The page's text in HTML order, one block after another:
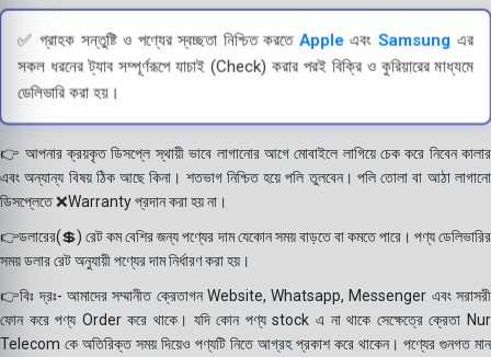
✅ গ্রাহক সন্তুষ্টি ও পণ্যের স্বচ্ছতা নিশ্চিত করতেApple এবংSamsung এর
সকল ধরনের ট্যাব সম্পূর্ণরূপে যাচাই (Check) করার পরই বিক্রি ও কুরিয়ারের মাধ্যমে
ডেলিভারি করা হয়।
👉 আপনার ক্রয়কৃত ডিসপ্লে স্থায়ী ভাবে লাগানোর আগে মোবাইলে লাগিয়ে চেক করে নিবেন কালার
এবং অন্যান্য বিষয় ঠিক আছে কিনা। শতভাগ নিশ্চিত হয়ে পলি তুলবেন। পলি তোলা বা আঠা লাগানো
ডিসপ্লেতে ❌Warranty প্রদান করা হয় না।
👉ডলারের(💲) রেট কম বেশির জন্য পণ্যের দাম যেকোন সময় বাড়তে বা কমতে পারে। পণ্য ডেলিভারির
সময় ডলার রেট অনুযায়ী পণ্যের দাম নির্ধারণ করা হয়।
👉বিঃ দ্রঃ- আমাদের সম্মানীত ক্রেতাগন Website, Whatsapp, Messenger এবং সরাসরী
ফোন করে পণ্য Order করে থাকে। যদি কোন পণ্য stock এ না থাকে সেক্ষেত্রে ক্রেতা Nur
Telecom কে অতিরিক্ত সময় দিয়েও পণ্যটি নিতে আগ্রহ প্রকাশ করে থাকেন। পণ্যের গুনগত মান